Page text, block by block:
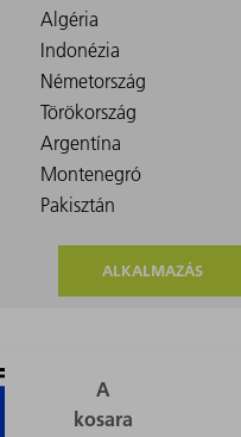
ALKALMAZÁS